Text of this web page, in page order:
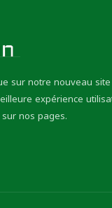
sur notre nouveau
expérience
nos pages.